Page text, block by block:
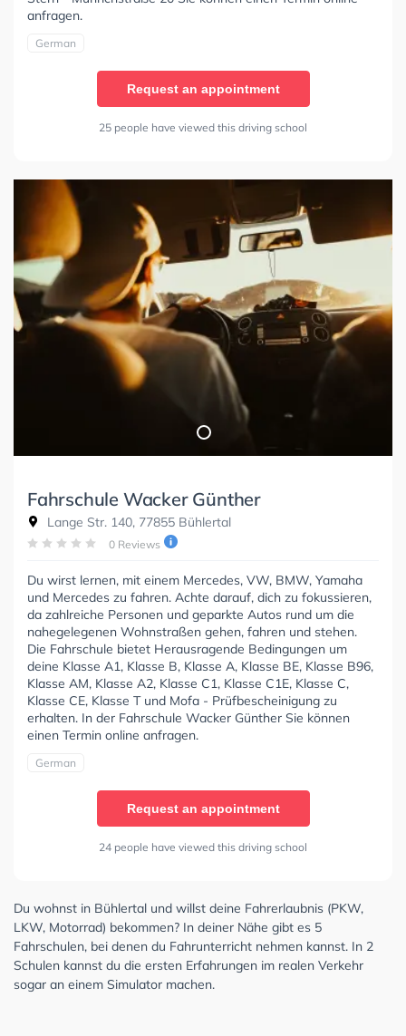
anfragen.
German
Request an appointment
25 people have viewed this driving school
Fahrschule Wacker Günther
Lange Str. 140, 77855 Bühlertal
0 Reviews
Du wirst lernen, mit einem Mercedes, VW, BMW, Yamaha
und Mercedes zu fahren. Achte darauf, dich zu fokussieren,
da zahlreiche Personen und geparkte Autos rund um die
nahegelegenen Wohnstraßen gehen, fahren und stehen.
Die Fahrschule bietet Herausragende Bedingungen um
deine Klasse A1, Klasse B, Klasse A, Klasse BE, Klasse B96,
Klasse AM, Klasse A2, Klasse C1, Klasse C1E, Klasse C,
Klasse CE, Klasse T und Mofa - Prüfbescheinigung zu
erhalten. In der Fahrschule Wacker Günther Sie können
einen Termin online anfragen.
German
Request an appointment
24 people have viewed this driving school
Du wohnst in Bühlertal und willst deine Fahrerlaubnis (PKW,
LKW, Motorrad) bekommen? In deiner Nähe gibt es 5
Fahrschulen, bei denen du Fahrunterricht nehmen kannst. In 2
Schulen kannst du die ersten Erfahrungen im realen Verkehr
sogar an einem Simulator machen.